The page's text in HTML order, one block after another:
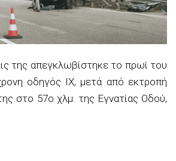
της απεγκλωβίστηκε το πρωί του
οδηγός ΙΧ, μετά από εκτροπή
στο 57ο χλμ. της Εγνατίας Οδού,